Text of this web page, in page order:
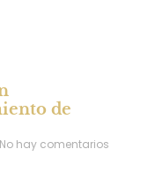
de
No hay comentarios